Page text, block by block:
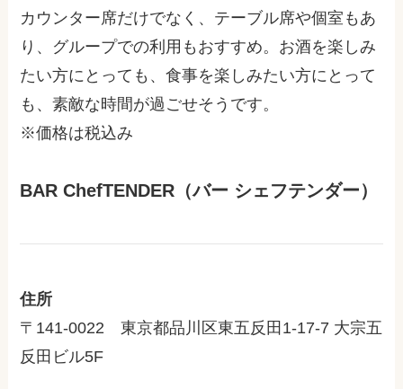
カウンター席だけでなく、テーブル席や個室もあ
り、グループでの利用もおすすめ。お酒を楽しみ
たい方にとっても、食事を楽しみたい方にとって
も、素敵な時間が過ごせそうです。
※価格は税込み
BAR ChefTENDER（バー シェフテンダー）
住所
〒141-0022 東京都品川区東五反田1-17-7 大宗五
反田ビル5F